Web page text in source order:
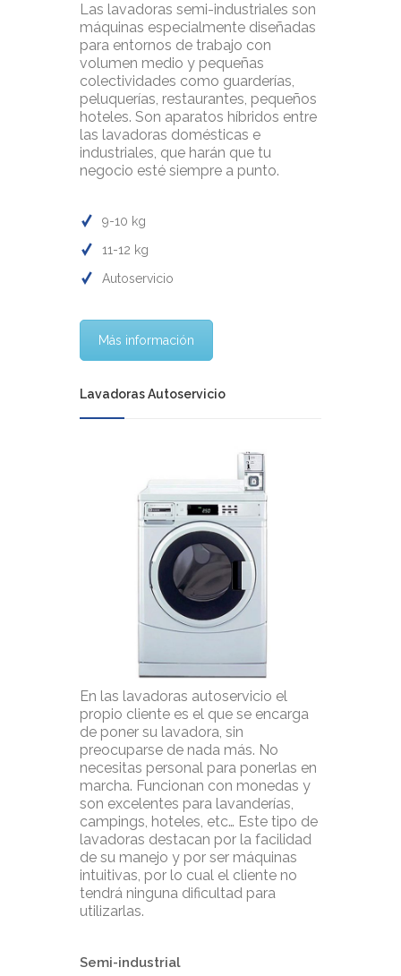
Las lavadoras semi-industriales son
máquinas especialmente diseñadas
para entornos de trabajo con
volumen medio y pequeñas
colectividades como guarderías,
peluquerías, restaurantes, pequeños
hoteles. Son aparatos híbridos entre
las lavadoras domésticas e
industriales, que harán que tu
negocio esté siempre a punto.
9-10 kg
11-12 kg
Autoservicio
Más información
Lavadoras Autoservicio
En las lavadoras autoservicio el
propio cliente es el que se encarga
de poner su lavadora, sin
preocuparse de nada más. No
necesitas personal para ponerlas en
marcha. Funcionan con monedas y
son excelentes para lavanderías,
campings, hoteles, etc… Este tipo de
lavadoras destacan por la facilidad
de su manejo y por ser máquinas
intuitivas, por lo cual el cliente no
tendrá ninguna dificultad para
utilizarlas.
Semi-industrial